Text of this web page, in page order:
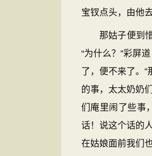
宝钗点头，由他去
那姑子便到惜
“为什么？”彩屏
了，便不来了。
的事，太太奶奶
们庵里闹了些事
话！说这个话的
在姑娘面前我们